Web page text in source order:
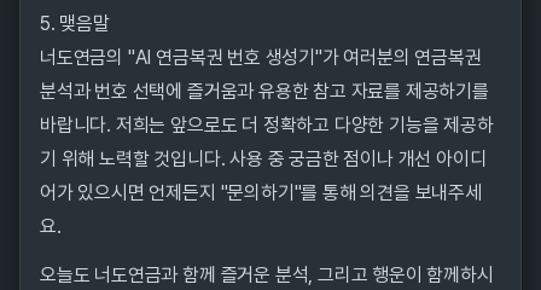
5. 맺음말
너도연금의 "AI 연금복권 번호 생성기"가 여러분의 연금복권
분석과 번호 선택에 즐거움과 유용한 참고 자료를 제공하기를
바랍니다. 저희는 앞으로도 더 정확하고 다양한 기능을 제공하
기 위해 노력할 것입니다. 사용 중 궁금한 점이나 개선 아이디
어가 있으시면 언제든지 "문의하기"를 통해 의견을 보내주세
요.
오늘도 너도연금과 함께 즐거운 분석, 그리고 행운이 함께하시